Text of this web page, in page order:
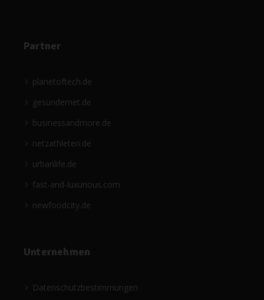
Partner
planetoftech.de
gesündernet.de
businessandmore.de
netzathleten.de
urbanlife.de
fast-and-luxurious.com
newfoodcity.de
Unternehmen
Datenschutzbestimmungen